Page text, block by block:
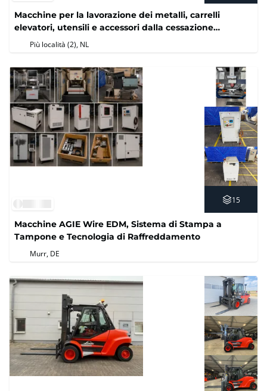
Macchine per la lavorazione dei metalli, carrelli
elevatori, utensili e accessori dalla cessazione
dell'attività
Più località (2), NL
15
Macchine AGIE Wire EDM, Sistema di Stampa a
Tampone e Tecnologia di Raffreddamento
Murr, DE